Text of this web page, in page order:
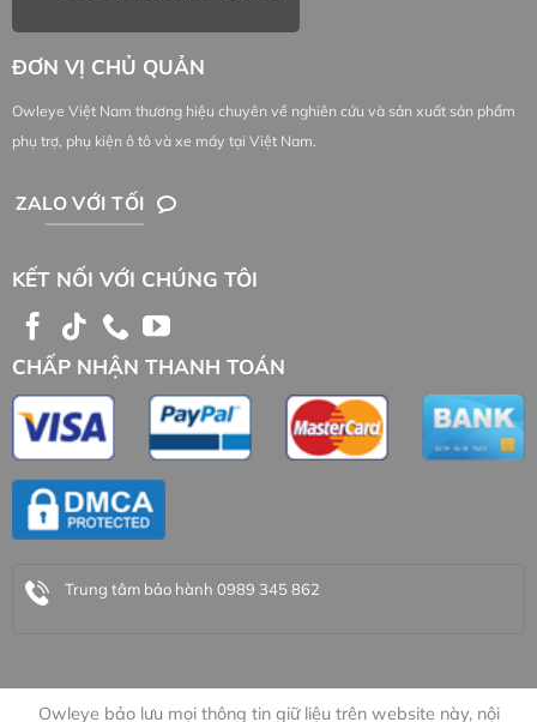
ĐƠN VỊ CHỦ QUẢN
Owleye Việt Nam thương hiệu chuyên về nghiên cứu và sản xuất sản phẩm
phụ trợ, phụ kiện ô tô và xe máy tại Việt Nam.
ZALO VỚI TỐI
KẾT NỐI VỚI CHÚNG TÔI
CHẤP NHẬN THANH TOÁN
Trung tâm bảo hành 0989 345 862
Owleye bảo lưu mọi thông tin giữ liệu trên website này, nội